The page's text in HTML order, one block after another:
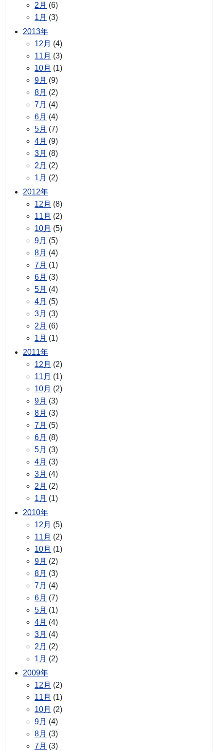
2月 (6)
1月 (3)
2013年
12月 (4)
11月 (3)
10月 (1)
9月 (9)
8月 (2)
7月 (4)
6月 (4)
5月 (7)
4月 (9)
3月 (8)
2月 (2)
1月 (2)
2012年
12月 (8)
11月 (2)
10月 (5)
9月 (5)
8月 (4)
7月 (1)
6月 (3)
5月 (4)
4月 (5)
3月 (3)
2月 (6)
1月 (1)
2011年
12月 (2)
11月 (1)
10月 (2)
9月 (3)
8月 (3)
7月 (5)
6月 (8)
5月 (3)
4月 (3)
3月 (4)
2月 (2)
1月 (1)
2010年
12月 (5)
11月 (2)
10月 (1)
9月 (2)
8月 (3)
7月 (4)
6月 (7)
5月 (1)
4月 (4)
3月 (4)
2月 (2)
1月 (2)
2009年
12月 (2)
11月 (1)
10月 (2)
9月 (4)
8月 (3)
7月 (3)